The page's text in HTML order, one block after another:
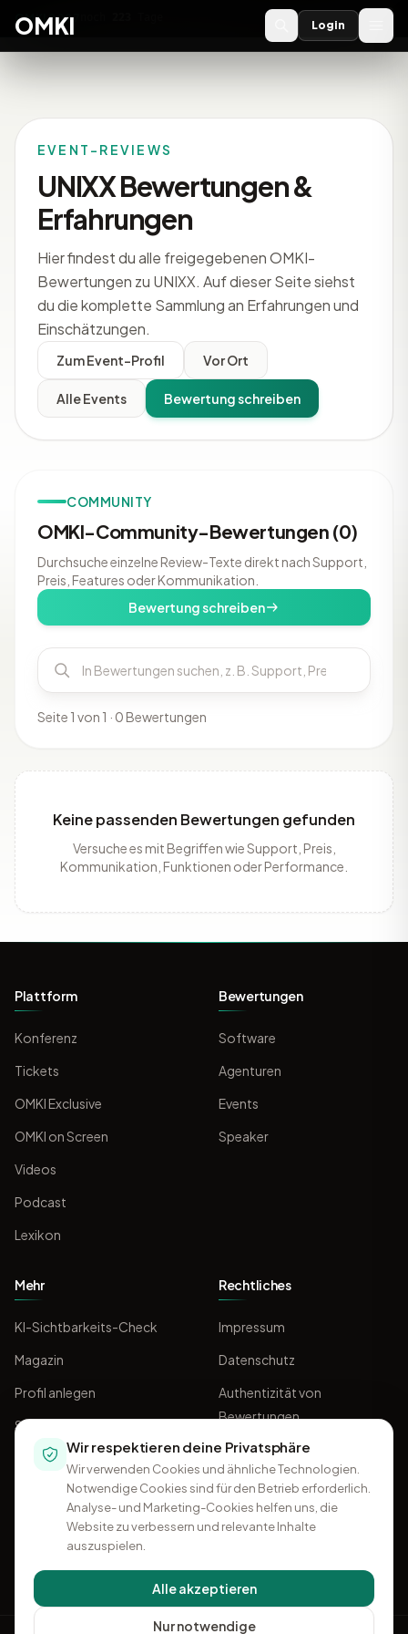
OMKI 2027
OMKI Login
EVENT-REVIEWS
UNIXX Bewertungen &
Erfahrungen
Hier findest du alle freigegebenen OMKI-
Bewertungen zu UNIXX. Auf dieser Seite siehst
du die komplette Sammlung an Erfahrungen und
Einschätzungen.
Zum Event-Profil Vor Ort
Alle Events Bewertung schreiben
COMMUNITY
OMKI-Community-Bewertungen (0)
Durchsuche einzelne Review-Texte direkt nach Support,
Preis, Features oder Kommunikation.
Bewertung schreiben
Seite 1 von 1 · 0 Bewertungen
Keine passenden Bewertungen gefunden
Versuche es mit Begriffen wie Support, Preis,
Kommunikation, Funktionen oder Performance.
Plattform
Konferenz
Tickets
OMKI Exclusive
OMKI on Screen
Videos
Podcast
Lexikon
Bewertungen
Software
Agenturen
Events
Speaker
Mehr
KI-Sichtbarkeits-Check
Magazin
Profil anlegen
Sponsoring
Rechtliches
Impressum
Datenschutz
Authentizität von
Bewertungen
AGB
Wir respektieren deine Privatsphäre
Wir verwenden Cookies und ähnliche Technologien.
Notwendige Cookies sind für den Betrieb erforderlich.
Analyse- und Marketing-Cookies helfen uns, die
Website zu verbessern und relevante Inhalte
auszuspielen.
Alle akzeptieren
Nur notwendige